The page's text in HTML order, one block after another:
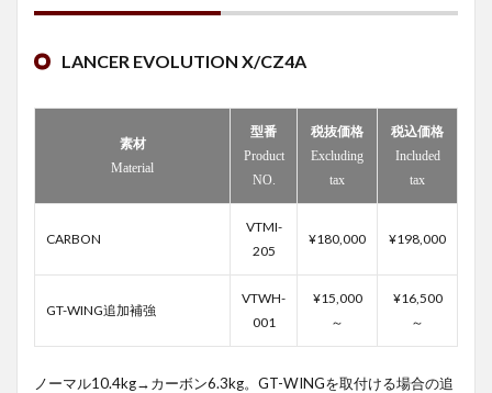
LANCER EVOLUTION X/CZ4A
素材
Material
型番
Product
NO.
税抜価格
Excluding
tax
税込価格
Included
tax
CARBON
VTMI-
205
¥180,000 ¥198,000
GT-WING追加補強
VTWH-
001
¥15,000
～
¥16,500
～
ノーマル10.4kg→カーボン6.3kg。GT-WINGを取付ける場合の追